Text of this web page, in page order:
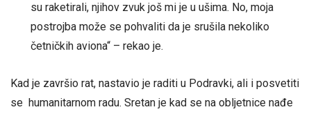
su raketirali, njihov zvuk još mi je u ušima. No, moja
postrojba može se pohvaliti da je srušila nekoliko
četničkih aviona“ – rekao je.
Kad je završio rat, nastavio je raditi u Podravki, ali i posvetiti
se humanitarnom radu. Sretan je kad se na obljetnice nađe